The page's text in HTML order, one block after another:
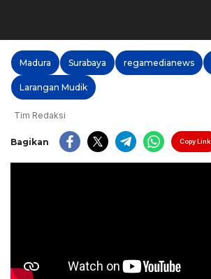
Madura Surabaya regamedianews
Larangan Mudik
Tim Redaksi
Bagikan Copy Link